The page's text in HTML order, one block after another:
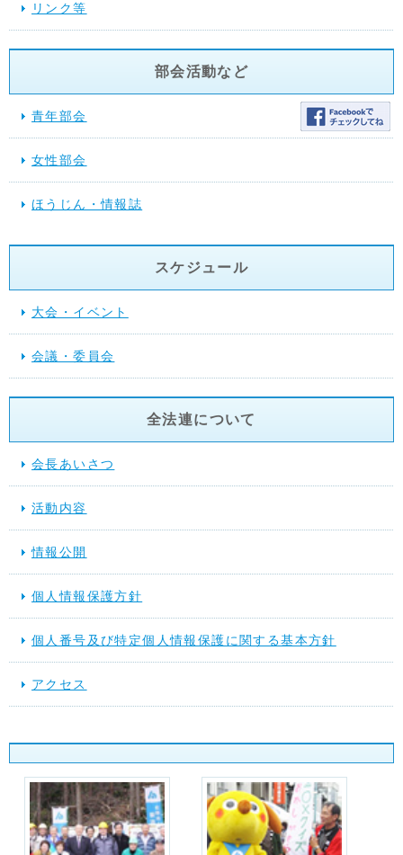
リンク等
部会活動など
青年部会
女性部会
ほうじん・情報誌
スケジュール
大会・イベント
会議・委員会
全法連について
会長あいさつ
活動内容
情報公開
個人情報保護方針
個人番号及び特定個人情報保護に関する基本方針
アクセス